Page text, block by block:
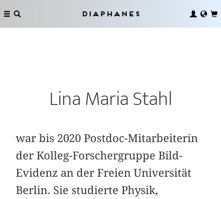
Diaphanes
Lina Maria Stahl
war bis 2020 Postdoc-Mitarbeiterin
der Kolleg-Forschergruppe Bild­
Evidenz an der Freien Universität
Berlin. Sie studierte Physik,